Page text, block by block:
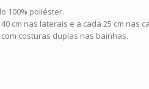
100% poliéster.
cm nas laterais e a cada 25 cm nas
costuras duplas nas bainhas.